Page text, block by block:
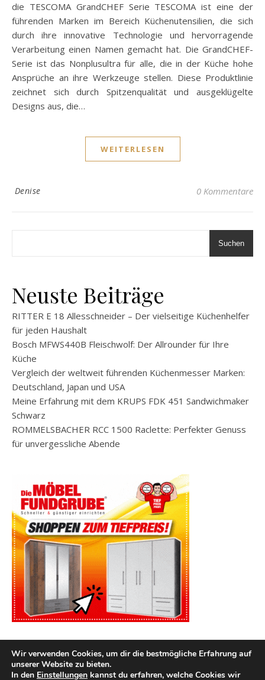
die TESCOMA GrandCHEF Serie TESCOMA ist eine der
führenden Marken im Bereich Küchenutensilien, die sich
durch ihre innovative Technologie und hervorragende
Verarbeitung einen Namen gemacht hat. Die GrandCHEF-
Serie ist das Nonplusultra für alle, die in der Küche hohe
Ansprüche an ihre Werkzeuge stellen. Diese Produktlinie
zeichnet sich durch Spitzenqualität und ausgeklügelte
Designs aus, die…
WEITERLESEN
Denise 0 Kommentare
Suchen
Neuste Beiträge
RITTER E 18 Allesschneider – Der vielseitige Küchenhelfer
für jeden Haushalt
Bosch MFWS440B Fleischwolf: Der Allrounder für Ihre
Küche
Vergleich der weltweit führenden Küchenmesser Marken:
Deutschland, Japan und USA
Meine Erfahrung mit dem KRUPS FDK 451 Sandwichmaker
Schwarz
ROMMELSBACHER RCC 1500 Raclette: Perfekter Genuss
für unvergessliche Abende
Wir verwenden Cookies, um dir die bestmögliche Erfahrung auf
unserer Website zu bieten.
In den Einstellungen kannst du erfahren, welche Cookies wir